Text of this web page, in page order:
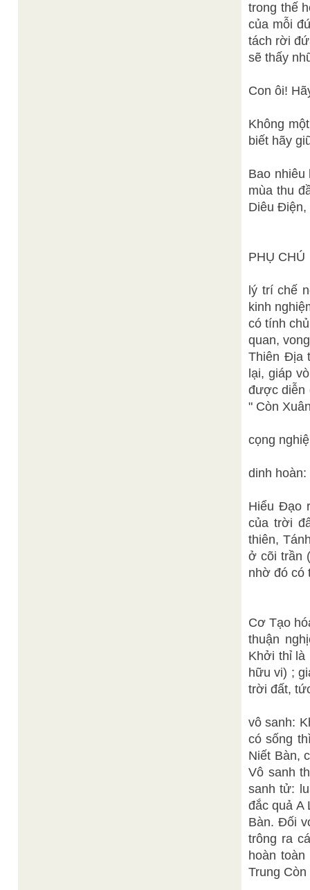
trong thế
của mỗi
tách rời
sẽ thấy
Con ôi!
Không
biết hãy
Bao nhiêu
mùa thu
Diêu Điện,
PHỤ CHÚ
lý trí chế
kinh
có tính
quan,
Thiên Địa
lại, giáp
được diễn
" Còn
cọng
dinh
Hiểu Đạo
của trời
thiên,
ở cõi trần
nhờ đó có
Cơ Tạo
thuận
Khởi thỉ là
hữu vi) ;
trời đất,
vô sanh:
có sống
Niết Bàn,
Vô sanh
sanh tử:
đắc quả A
Bàn. Đối
trông ra
hoàn
Trung Còn